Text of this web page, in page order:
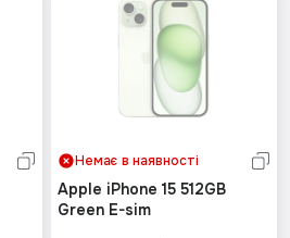
Немає в наявності
Apple iPhone 15 512GB
Green E-sim